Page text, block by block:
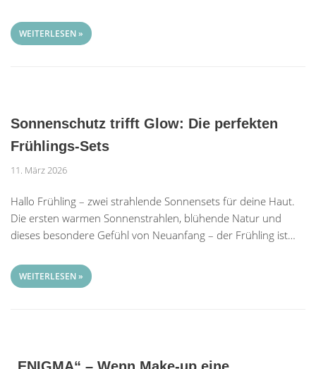
WEITERLESEN »
Sonnenschutz trifft Glow: Die perfekten
Frühlings-Sets
11. März 2026
Hallo Frühling – zwei strahlende Sonnensets für deine Haut.
Die ersten warmen Sonnenstrahlen, blühende Natur und
dieses besondere Gefühl von Neuanfang – der Frühling ist…
WEITERLESEN »